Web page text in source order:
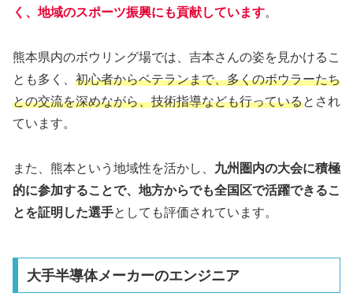
く、地域のスポーツ振興にも貢献しています。
熊本県内のボウリング場では、吉本さんの姿を見かけるこ
とも多く、 初心者からベテランまで、多くのボウラーたち
との交流を深めながら、技術指導なども行っているとされ
ています。
また、熊本という地域性を活かし、 九州圏内の大会に積極
的に参加することで、地方からでも全国区で活躍できるこ
とを証明した選手としても評価されています。
大手半導体メーカーのエンジニア